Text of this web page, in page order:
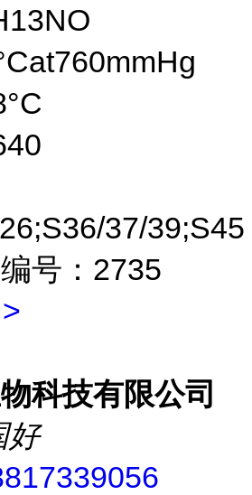
37/39;S45
号：2735
科技有限公司
好